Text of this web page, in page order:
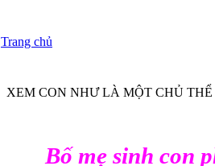
Trang chủ
XEM CON NHƯ LÀ MỘT CHỦ THỂ
Bố mẹ sinh con